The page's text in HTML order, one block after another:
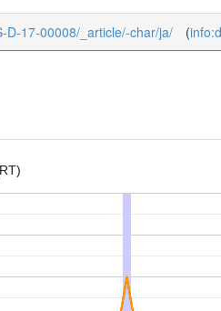
D-17-00008/_article/-char/ja/ (